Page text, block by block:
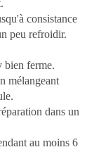
consistance
peu refroidir.
bien ferme.
mélangeant
dans un
au moins 6